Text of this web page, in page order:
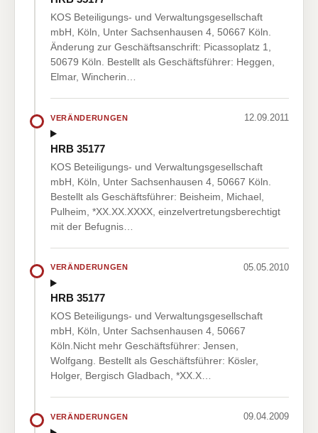
KOS Beteiligungs- und Verwaltungsgesellschaft
mbH, Köln, Unter Sachsenhausen 4, 50667 Köln.
Änderung zur Geschäftsanschrift: Picassoplatz 1,
50679 Köln. Bestellt als Geschäftsführer: Heggen,
Elmar, Wincherin…
VERÄNDERUNGEN 12.09.2011
HRB 35177
KOS Beteiligungs- und Verwaltungsgesellschaft
mbH, Köln, Unter Sachsenhausen 4, 50667 Köln.
Bestellt als Geschäftsführer: Beisheim, Michael,
Pulheim, *XX.XX.XXXX, einzelvertretungsberechtigt
mit der Befugnis…
VERÄNDERUNGEN 05.05.2010
HRB 35177
KOS Beteiligungs- und Verwaltungsgesellschaft
mbH, Köln, Unter Sachsenhausen 4, 50667
Köln.Nicht mehr Geschäftsführer: Jensen,
Wolfgang. Bestellt als Geschäftsführer: Kösler,
Holger, Bergisch Gladbach, *XX.X…
VERÄNDERUNGEN 09.04.2009